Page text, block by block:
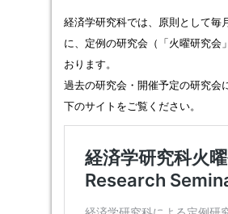
経済学研究科では、原則として毎
に、定例の研究会（「火曜研究会
おります。
過去の研究会・開催予定の研究会
下のサイトをご覧ください。